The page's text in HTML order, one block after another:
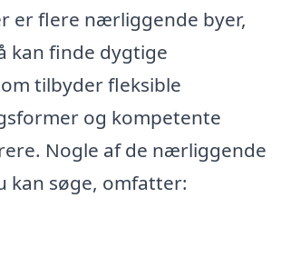
er flere nærliggende byer,
kan finde dygtige
tilbyder fleksible
og kompetente
Nogle af de nærliggende
kan søge, omfatter: